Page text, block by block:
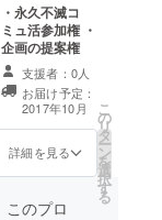
・永久不滅コ
ミュ活参加権 ・
企画の提案権
支援者：0人
お届け予定：
2017年10月
詳細を見る
こ
の
リ
タ
ー
ン
を
選
択
す
る
このプロ